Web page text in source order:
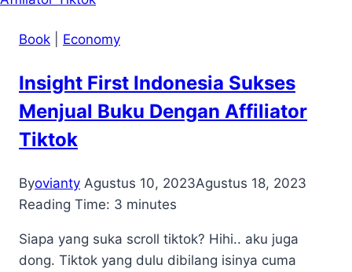
Book Economy
Insight First Indonesia Sukses
Menjual Buku Dengan Affiliator
Tiktok
Byovianty Agustus 10, 2023Agustus 18, 2023
Reading Time: 3 minutes
Siapa yang suka scroll tiktok? Hihi.. aku juga
dong. Tiktok yang dulu dibilang isinya cuma